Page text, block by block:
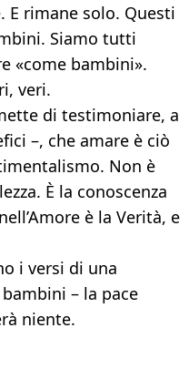
E rimane solo. Questi
Siamo tutti
«come bambini».
veri.
di testimoniare, a
–, che amare è ciò
Non è
È la conoscenza
è la Verità, e
i versi di una
– la pace
niente.